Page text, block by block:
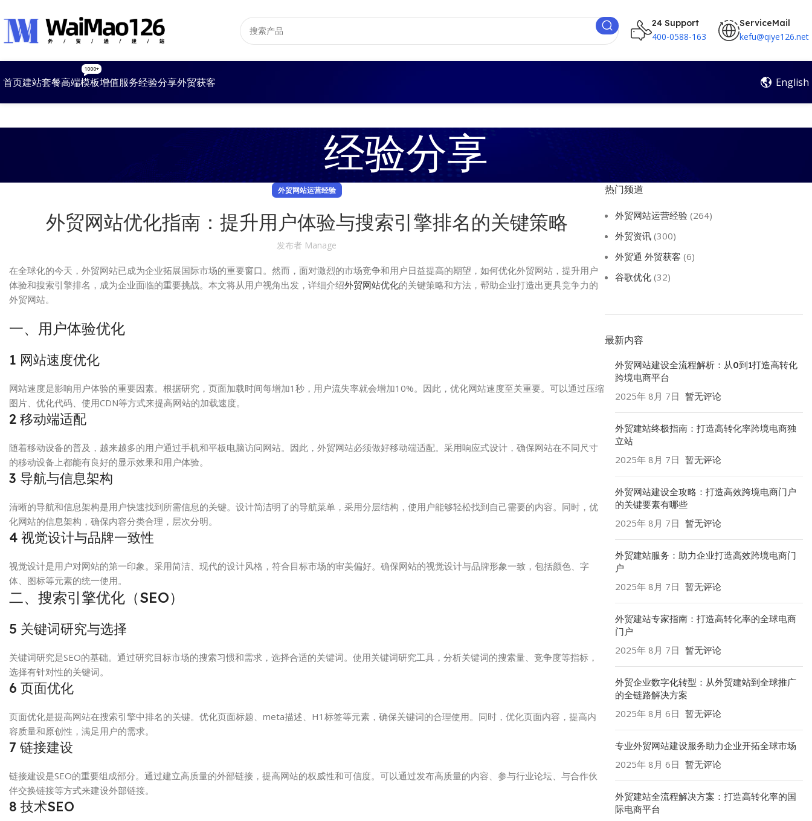
24 Support
400-0588-163
ServiceMail
kefu@qiye126.net
首页建站套餐高端模板
1000+
增值服务经验分享外贸获客 English
经验分享
外贸网站运营经验
外贸网站优化指南：提升用户体验与搜索引擎排名的关键策略
发布者 Manage
在全球化的今天，外贸网站已成为企业拓展国际市场的重要窗口。然而，面对激烈的市场竞争和用户日益提高的期望，如何优化外贸网站，提升用户
体验和搜索引擎排名，成为企业面临的重要挑战。本文将从用户视角出发，详细介绍外贸网站优化的关键策略和方法，帮助企业打造出更具竞争力的
外贸网站。
一、用户体验优化
1 网站速度优化
网站速度是影响用户体验的重要因素。根据研究，页面加载时间每增加1秒，用户流失率就会增加10%。因此，优化网站速度至关重要。可以通过压缩
图片、优化代码、使用CDN等方式来提高网站的加载速度。
2 移动端适配
随着移动设备的普及，越来越多的用户通过手机和平板电脑访问网站。因此，外贸网站必须做好移动端适配。采用响应式设计，确保网站在不同尺寸
的移动设备上都能有良好的显示效果和用户体验。
3 导航与信息架构
清晰的导航和信息架构是用户快速找到所需信息的关键。设计简洁明了的导航菜单，采用分层结构，使用户能够轻松找到自己需要的内容。同时，优
化网站的信息架构，确保内容分类合理，层次分明。
4 视觉设计与品牌一致性
视觉设计是用户对网站的第一印象。采用简洁、现代的设计风格，符合目标市场的审美偏好。确保网站的视觉设计与品牌形象一致，包括颜色、字
体、图标等元素的统一使用。
二、搜索引擎优化（SEO）
5 关键词研究与选择
关键词研究是SEO的基础。通过研究目标市场的搜索习惯和需求，选择合适的关键词。使用关键词研究工具，分析关键词的搜索量、竞争度等指标，
选择有针对性的关键词。
6 页面优化
页面优化是提高网站在搜索引擎中排名的关键。优化页面标题、meta描述、H1标签等元素，确保关键词的合理使用。同时，优化页面内容，提高内
容质量和原创性，满足用户的需求。
7 链接建设
链接建设是SEO的重要组成部分。通过建立高质量的外部链接，提高网站的权威性和可信度。可以通过发布高质量的内容、参与行业论坛、与合作伙
伴交换链接等方式来建设外部链接。
8 技术SEO
热门频道
外贸网站运营经验(264)
外贸资讯(300)
外贸通 外贸获客 (6)
谷歌优化(32)
最新内容
外贸网站建设全流程解析：从0到1打造高转化
跨境电商平台
2025年 8月 7日 暂无评论
外贸建站终极指南：打造高转化率跨境电商独
立站
2025年 8月 7日 暂无评论
外贸网站建设全攻略：打造高效跨境电商门户
的关键要素有哪些
2025年 8月 7日 暂无评论
外贸建站服务：助力企业打造高效跨境电商门
户
2025年 8月 7日 暂无评论
外贸建站专家指南：打造高转化率的全球电商
门户
2025年 8月 7日 暂无评论
外贸企业数字化转型：从外贸建站到全球推广
的全链路解决方案
2025年 8月 6日 暂无评论
专业外贸网站建设服务助力企业开拓全球市场
2025年 8月 6日 暂无评论
外贸建站全流程解决方案：打造高转化率的国
际电商平台